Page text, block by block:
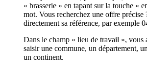
« brasserie » en tapant sur la touche «
mot. Vous recherchez une offre précise
directement sa référence, par exemple
Dans le champ « lieu de travail », vous
saisir une commune, un département,
un continent.